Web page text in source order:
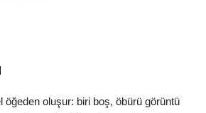
öğeden oluşur: biri boş, öbürü görüntü